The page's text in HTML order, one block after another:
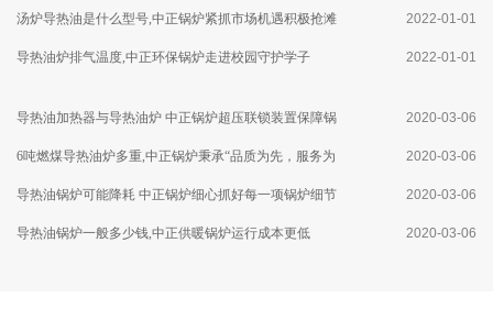
燃气炉内部结构
汤炉导热油是什么型号,中正锅炉紧抓市场机遇积极抢滩
济宁市场
2022-01-01
导热油炉排气温度,中正环保锅炉走进校园守护学子 2022-01-01
导热油加热器与导热油炉 中正锅炉超压联锁装置保障锅
炉运行安全
2020-03-06
6吨燃煤导热油炉多重,中正锅炉秉承“品质为先，服务为
本”的理念
2020-03-06
导热油锅炉可能降耗 中正锅炉细心抓好每一项锅炉细节 2020-03-06
导热油锅炉一般多少钱,中正供暖锅炉运行成本更低 2020-03-06